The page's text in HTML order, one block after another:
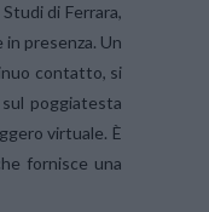
di Ferrara,
presenza. Un
contatto, si
poggiatesta
virtuale. È
fornisce una